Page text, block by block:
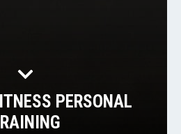
PERSONAL